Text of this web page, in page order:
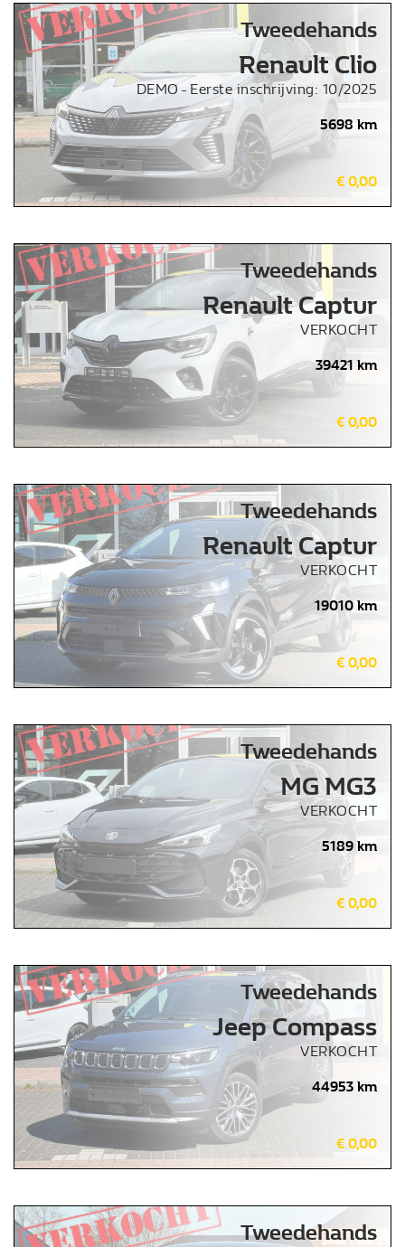
Tweedehands
Renault Clio
DEMO - Eerste inschrijving: 10/2025
5698 km
€ 0,00
Tweedehands
Renault Captur
VERKOCHT
39421 km
€ 0,00
Tweedehands
Renault Captur
VERKOCHT
19010 km
€ 0,00
Tweedehands
MG MG3
VERKOCHT
5189 km
€ 0,00
Tweedehands
Jeep Compass
VERKOCHT
44953 km
€ 0,00
Tweedehands